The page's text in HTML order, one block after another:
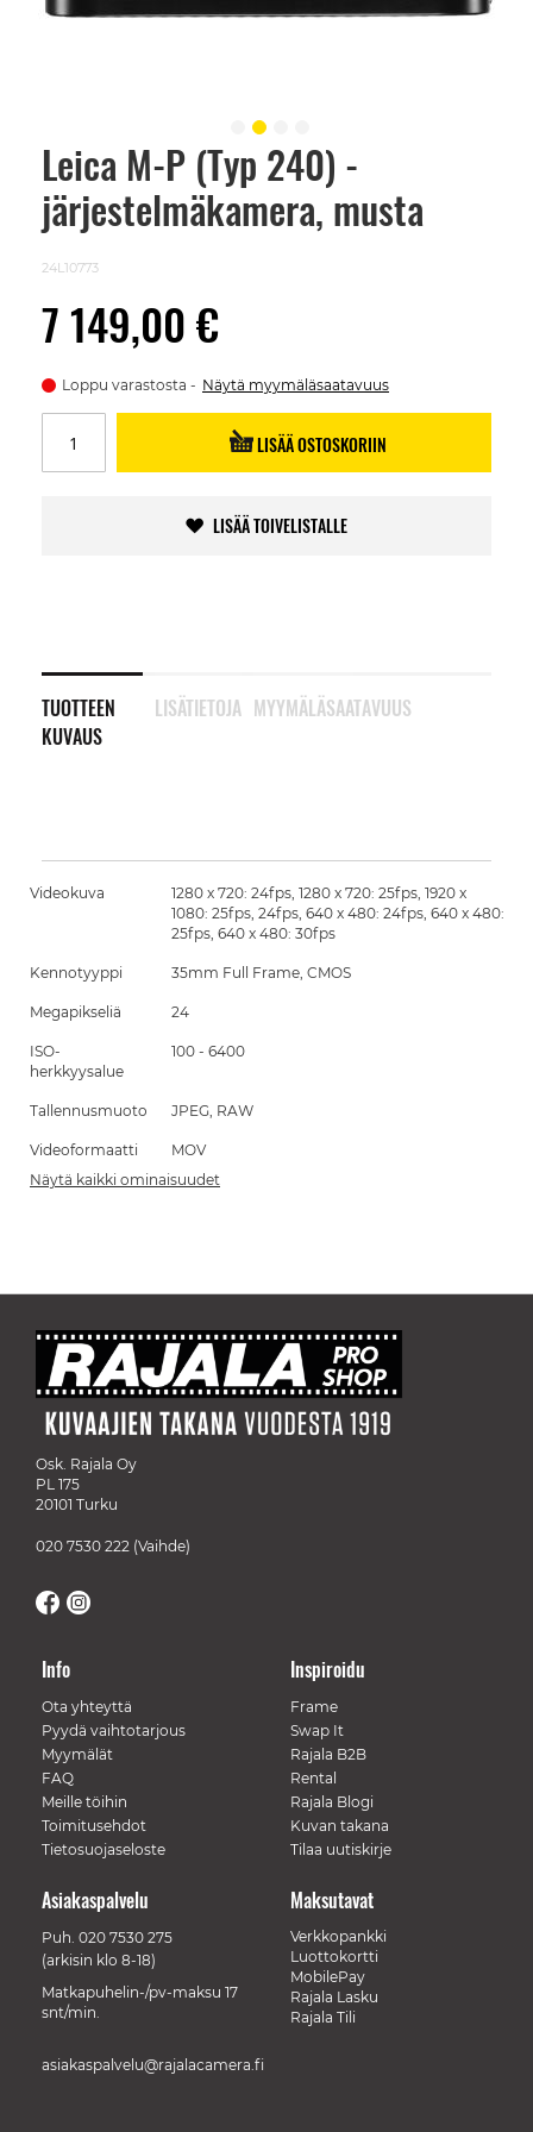
Leica M-P (Typ 240) -
järjestelmäkamera, musta
24L10773
7 149,00 €
Loppu varastosta Näytä myymäläsaatavuus
LISÄÄ OSTOSKORIIN
LISÄÄ TOIVELISTALLE
TUOTTEEN
KUVAUS
LISÄTIETOJA MYYMÄLÄSAATAVUUS
Skip
beginning
images
Videokuva
1280 x 720: 24fps, 1280 x 720: 25fps, 1920 x
1080: 25fps, 24fps, 640 x 480: 24fps, 640 x 480:
25fps, 640 x 480: 30fps
Kennotyyppi 35mm Full Frame, CMOS
Megapikseliä 24
ISO-
herkkyysalue
100 - 6400
Tallennusmuoto JPEG, RAW
Videoformaatti
MOV
Näytä kaikki ominaisuudet
Osk. Rajala Oy
PL 175
20101 Turku
020 7530 222 (Vaihde)
Info
Ota yhteyttä
Pyydä vaihtotarjous
Myymälät
FAQ
Meille töihin
Toimitusehdot
Tietosuojaseloste
Inspiroidu
Frame
Swap It
Rajala B2B
Rental
Rajala Blogi
Kuvan takana
Tilaa uutiskirje
Maksutavat
Verkkopankki
Luottokortti
MobilePay
Rajala Lasku
Rajala Tili
Asiakaspalvelu
Puh. 020 7530 275
(arkisin klo 8-18)
Matkapuhelin-/pv-maksu 17
snt/min.
asiakaspalvelu@rajalacamera.fi